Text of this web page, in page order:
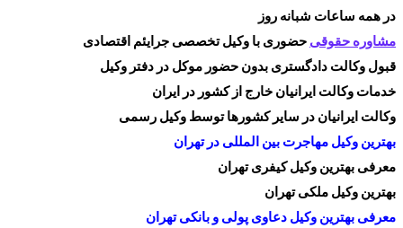
در همه ساعات شبانه روز
مشاوره حقوقی حضوری با وکیل تخصصی جرایئم اقتصادی
قبول وکالت دادگستری بدون حضور موکل در دفتر وکیل
خدمات وکالت ایرانیان خارج از کشور در ایران
وکالت ایرانیان در سایر کشورها توسط وکیل رسمی
بهترین وکیل مهاجرت بین المللی در تهران
معرفی بهترین وکیل کیفری تهران
بهترین وکیل ملکی تهران
معرفی بهترین وکیل دعاوی پولی و بانکی تهران